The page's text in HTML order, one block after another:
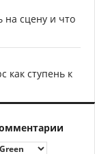
на сцену и что
как ступень к